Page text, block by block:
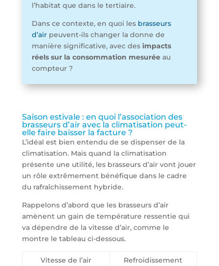
l’habitat que dans le tertiaire.
Dans ce contexte, en quoi les brasseurs
d’airpeuvent-ils changer la donne de
manière significative, avec des impacts
réels sur la consommation mesuréeau
compteur ?
Saison estivale : en quoi l’association des
brasseurs d’air avec la climatisation peut-
elle faire baisser la facture ?
L’idéal est bien entendu de se dispenser de la
climatisation. Mais quand la climatisation
présente une utilité, les brasseurs d’air vont jouer
un rôle extrêmement bénéfique dans le cadre
du rafraîchissement hybride.
Rappelons d’abord que les brasseurs d’air
amènent un gain de température ressentie qui
va dépendre de la vitesse d’air, comme le
montre le tableau ci-dessous.
Vitesse de l’air
Refroidissement